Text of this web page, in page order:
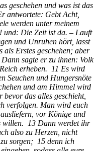
geschehen und was ist das
antwortete: Gebt Acht,
werden unter meinem
und: Die Zeit ist da. – Lauft
und Unruhen hört, lasst
als Erstes geschehen; aber
sagte er zu ihnen: Volk
erheben. 11 Es wird
Seuchen und Hungersnöte
und am Himmel wird
das alles geschieht,
verfolgen. Man wird euch
vor Könige und
willen. 13 Dann werdet ihr
also zu Herzen, nicht
sorgen; 15 denn ich